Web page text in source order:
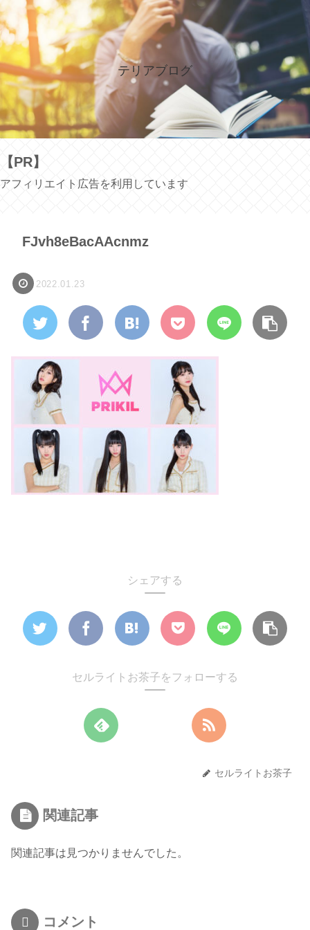
テリアブログ
【PR】
アフィリエイト広告を利用しています
FJvh8eBacAAcnmz
2022.01.23
シェアする
セルライトお茶子をフォローする
セルライトお茶子
関連記事
関連記事は見つかりませんでした。
コメント